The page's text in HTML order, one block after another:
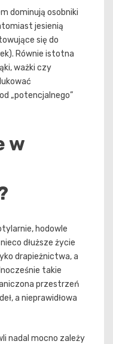
dominują osobniki
jesienią
się do
Równie istotna
ważki czy
„potencjalnego”
w
hodowle
dłuższe życie
drapieżnictwa, a
takie
przestrzeń
a nieprawidłowa
nadal mocno zależy